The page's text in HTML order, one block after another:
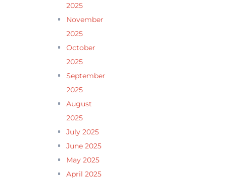
2025
November
2025
October
2025
September
2025
August
2025
July 2025
June 2025
May 2025
April 2025